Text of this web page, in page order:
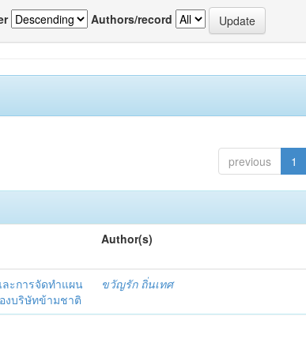
Authors/record
previous 1
Author(s)
ะการจัดทำแผน
งบริษัทข้ามชาติ
ขวัญรัก ถิ่นเทศ